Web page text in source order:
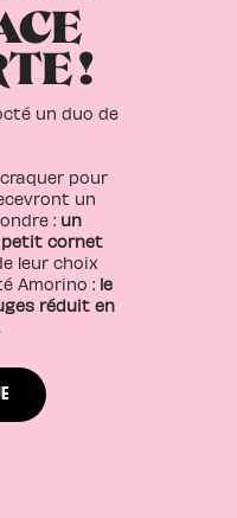
!
un duo de
pour
un
: un
cornet
leur choix
Amorino :le
réduit en